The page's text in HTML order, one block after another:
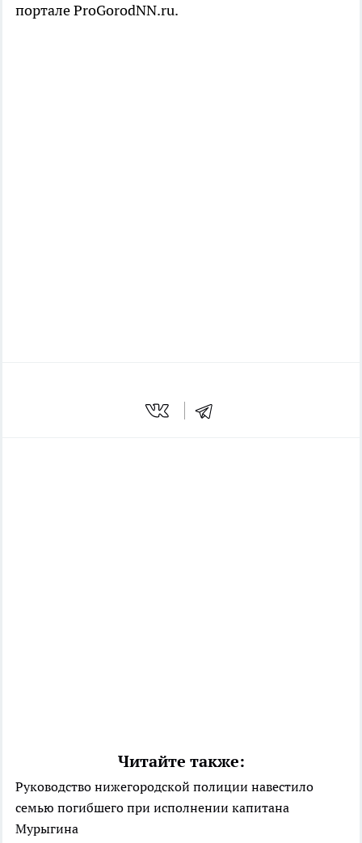
портале ProGorodNN.ru.
Читайте также:
Руководство нижегородской полиции навестило
семью погибшего при исполнении капитана
Мурыгина